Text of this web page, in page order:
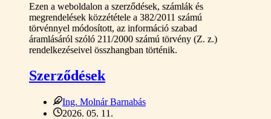
Ezen a weboldalon a szerződések, számlák és
megrendelések közzététele a 382/2011 számú
törvénnyel módosított, az információ szabad
áramlásáról szóló 211/2000 számú törvény (Z. z.)
rendelkezéseivel összhangban történik.
Szerződések
Ing. Molnár Barnabás
2026. 05. 11.